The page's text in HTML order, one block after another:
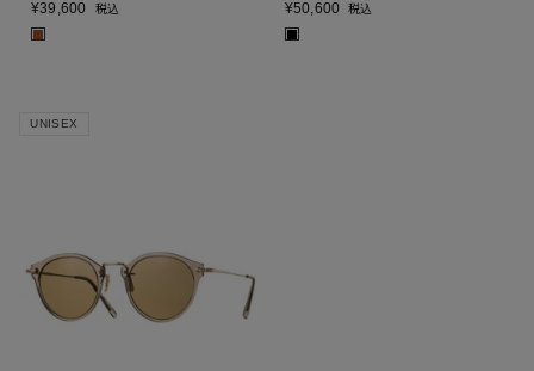
¥39,600 税込
■
¥50,600 税込
■
UNISEX